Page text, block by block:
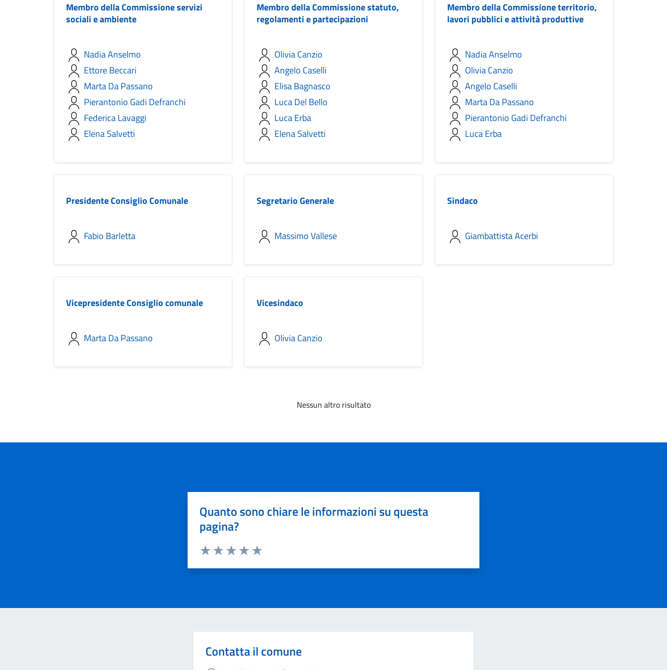
Membro della Commissione servizi
sociali e ambiente
Nadia Anselmo
Ettore Beccari
Marta Da Passano
Pierantonio Gadi Defranchi
Federica Lavaggi
Elena Salvetti
Membro della Commissione statuto,
regolamenti e partecipazioni
Olivia Canzio
Angelo Caselli
Elisa Bagnasco
Luca Del Bello
Luca Erba
Elena Salvetti
Membro della Commissione territorio,
lavori pubblici e attività produttive
Nadia Anselmo
Olivia Canzio
Angelo Caselli
Marta Da Passano
Pierantonio Gadi Defranchi
Luca Erba
Presidente Consiglio Comunale
Fabio Barletta
Segretario Generale
Massimo Vallese
Sindaco
Giambattista Acerbi
Vicepresidente Consiglio comunale
Marta Da Passano
Vicesindaco
Olivia Canzio
Nessun altro risultato
Quanto sono chiare le informazioni su questa
pagina?
Contatta il comune